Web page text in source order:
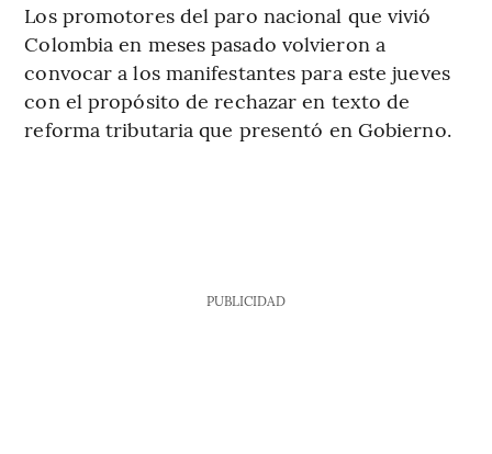
Los promotores del paro nacional que vivió
Colombia en meses pasado volvieron a
convocar a los manifestantes para este jueves
con el propósito de rechazar en texto de
reforma tributaria que presentó en Gobierno.
PUBLICIDAD